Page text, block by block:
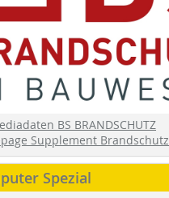
BS BRANDSCHUTZ
Supplement Brandschutz
Spezial